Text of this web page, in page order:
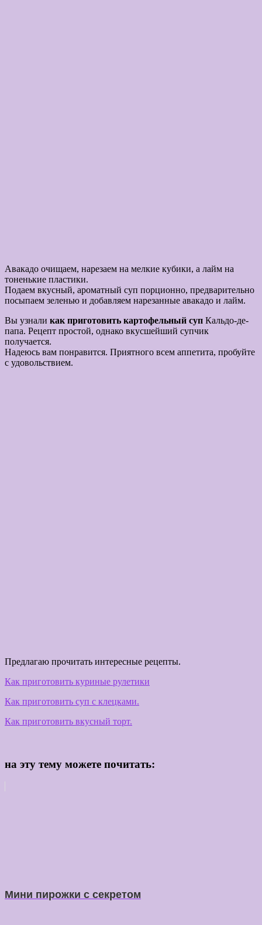
Авакадо очищаем, нарезаем на мелкие кубики, а лайм на
тоненькие пластики.
Подаем вкусный, ароматный суп порционно, предварительно
посыпаем зеленью и добавляем нарезанные авакадо и лайм.
Вы узнали как приготовить картофельный суп Кальдо-де-
папа. Рецепт простой, однако вкусшейший супчик
получается.
Надеюсь вам понравится. Приятного всем аппетита, пробуйте
с удовольствием.
Предлагаю прочитать интересные рецепты.
Как приготовить куриные рулетики
Как приготовить суп с клецками.
Как приготовить вкусный торт.
на эту тему можете почитать:
Мини пирожки с секретом